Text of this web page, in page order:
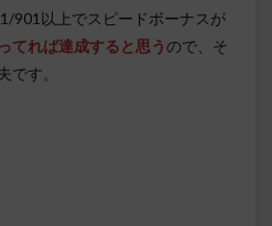
901以上でスピードボーナスが
てれば達成すると思うので、そ
です。